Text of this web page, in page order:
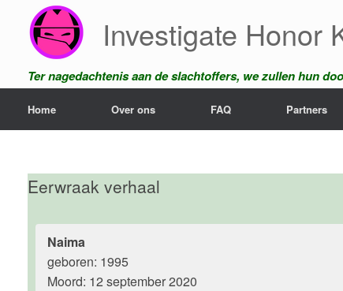
Investigate Honor
Ter nagedachtenis aan de slachtoffers, we zullen hun
Home Over ons FAQ Partners
Eerwraak verhaal
Naima
geboren: 1995
Moord: 12 september 2020